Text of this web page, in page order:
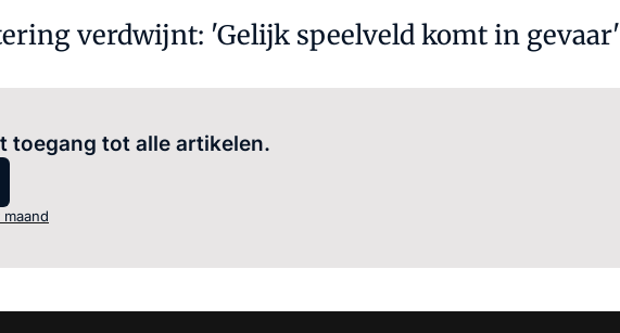
verdwijnt: 'Gelijk speelveld komt in gevaar'
toegang tot alle artikelen.